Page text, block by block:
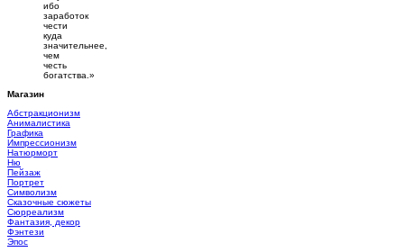
ибо
заработок
чести
куда
значительнее,
чем
честь
богатства.»
Магазин
Абстракционизм
Анималистика
Графика
Импрессионизм
Натюрморт
Ню
Пейзаж
Портрет
Символизм
Сказочные сюжеты
Сюрреализм
Фантазия, декор
Фэнтези
Эпос